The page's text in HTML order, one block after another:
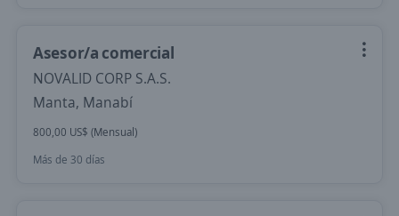
Asesor/a comercial
NOVALID CORP S.A.S.
Manta, Manabí
800,00 US$ (Mensual)
Más de 30 días